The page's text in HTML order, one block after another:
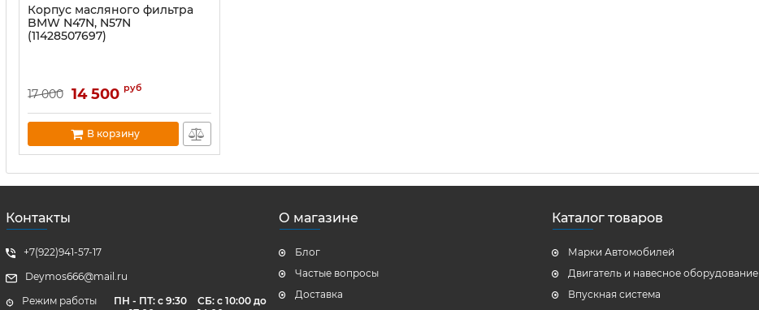
Корпус масляного фильтра
BMW N47N, N57N
(11428507697)
17 000 14 500 руб
В корзину
Контакты
+7(922)941-57-17
Deymos666@mail.ru
Режим работы
ПН - ПТ: с 9:30
СБ: с 10:00 до
О магазине
Блог
Частые вопросы
Доставка
Каталог товаров
Марки Автомобилей
Двигатель и навесное оборудование
Впускная система